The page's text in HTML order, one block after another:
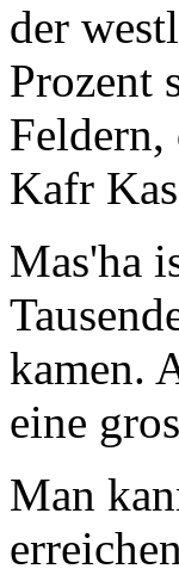
der
Prozent
Kafr
Mas'ha
kamen.
eine
Man